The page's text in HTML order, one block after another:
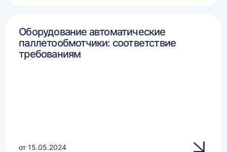
Оборудование автоматические
паллетообмотчики: соответствие
требованиям
от 15.05.2024